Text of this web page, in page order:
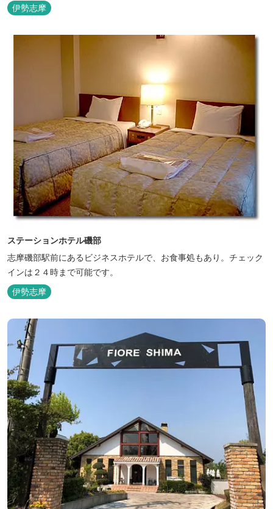
な宿泊スタイルを体験できます。 場内ではキッズイベント＆アクテ
ィビティーが人気！365日開催のアメリカンカルチャーを取り入れ
たキッズイベント、カナディアンカヌー、ペダルボート、ファンサ
イクルなど豊富なアクティビ...
伊勢志摩
ステーションホテル磯部
志摩磯部駅前にあるビジネスホテルで、お食事処もあり。チェック
インは２４時まで可能です。
伊勢志摩